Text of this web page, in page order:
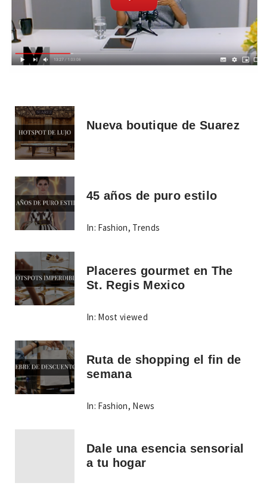
Nueva boutique de Suarez
45 años de puro estilo
In: Fashion, Trends
Placeres gourmet en The
St. Regis Mexico
In: Most viewed
Ruta de shopping el fin de
semana
In: Fashion, News
Dale una esencia sensorial
a tu hogar